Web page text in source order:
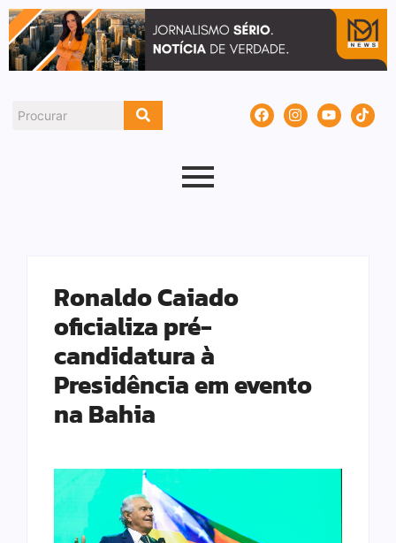
Ronaldo Caiado
oficializa pré-
candidatura à
Presidência em evento
na Bahia